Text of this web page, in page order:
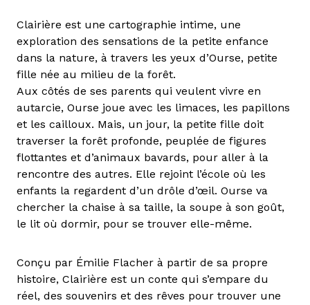
Clairière est une cartographie intime, une
exploration des sensations de la petite enfance
dans la nature, à travers les yeux d’Ourse, petite
fille née au milieu de la forêt.
Aux côtés de ses parents qui veulent vivre en
autarcie, Ourse joue avec les limaces, les papillons
et les cailloux. Mais, un jour, la petite fille doit
traverser la forêt profonde, peuplée de figures
flottantes et d’animaux bavards, pour aller à la
rencontre des autres. Elle rejoint l’école où les
enfants la regardent d’un drôle d’œil. Ourse va
chercher la chaise à sa taille, la soupe à son goût,
le lit où dormir, pour se trouver elle-même.
Conçu par Émilie Flacher à partir de sa propre
histoire, Clairière est un conte qui s’empare du
réel, des souvenirs et des rêves pour trouver une